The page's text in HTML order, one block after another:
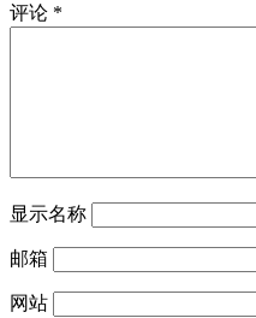
评论 *
显示名称
邮箱
网站